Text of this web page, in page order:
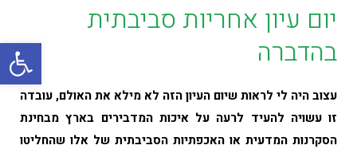
יום עיון אחריות סביבתית
בהדברה
עצוב היה לי לראות שיום העיון הזה לא מילא את האולם, עובדה
זו עשויה להעיד לרעה על איכות המדבירים בארץ מבחינת
הסקרנות המדעית או האכפתיות הסביבתית של אלו שהחליטו